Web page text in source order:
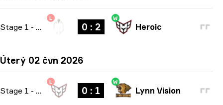
Stage 1 - bo3
L
0 : 2
W
Heroic
Úterý 02 čvn 2026
Stage 1 - bo1
L
0 : 1
W
Lynn Vision